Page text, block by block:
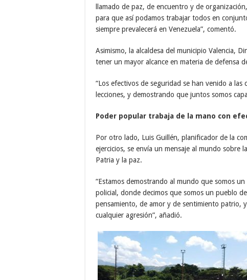
llamado de paz, de encuentro y de
para que así podamos trabajar todos en
siempre prevalecerá en Venezuela”, comentó.
Asimismo, la alcaldesa del municipio Valencia,
tener un mayor alcance en materia de defensa
“Los efectivos de seguridad se han venido a
lecciones, y demostrando que juntos somos
Poder popular trabaja de la mano con
Por otro lado, Luis Guillén, planificador de la
ejercicios, se envía un mensaje al mundo
Patria y la paz.
“Estamos demostrando al mundo que somos
policial, donde decimos que somos un pueblo
pensamiento, de amor y de sentimiento patrio,
cualquier agresión”, añadió.